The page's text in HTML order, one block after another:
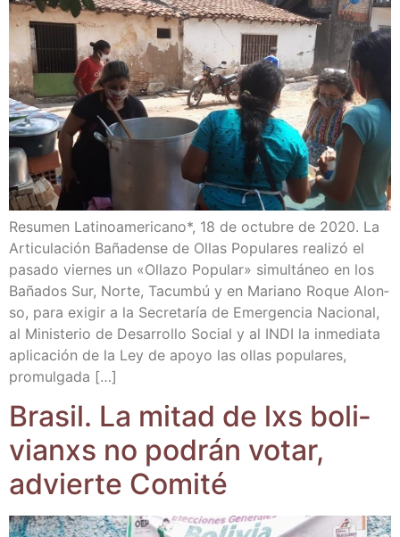
Resu­men Lati­no­ame­ri­cano*, 18 de octu­bre de 2020. La
Arti­cu­la­ción Baña­den­se de Ollas Popu­la­res reali­zó el
pasa­do vier­nes un «Olla­zo Popu­lar» simul­tá­neo en los
Baña­dos Sur, Nor­te, Tacum­bú y en Mariano Roque Alon­
so, para exi­gir a la Secre­ta­ría de Emer­gen­cia Nacio­nal,
al Minis­te­rio de Desa­rro­llo Social y al INDI la inme­dia­ta
apli­ca­ción de la Ley de apo­yo las ollas popu­la­res,
promulgada […]
Bra­sil. La mitad de lxs boli­
vianxs no podrán votar,
advier­te Comité